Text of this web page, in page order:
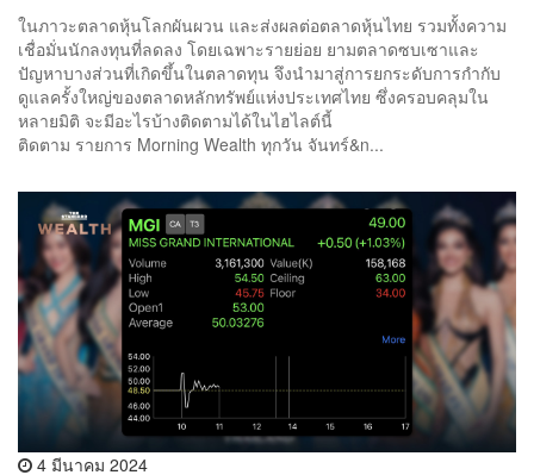
ในภาวะตลาดหุ้นโลกผันผวน และส่งผลต่อตลาดหุ้นไทย รวมทั้งความ
เชื่อมั่นนักลงทุนที่ลดลง โดยเฉพาะรายย่อย ยามตลาดซบเซาและ
ปัญหาบางส่วนที่เกิดขึ้นในตลาดทุน จึงนำมาสู่การยกระดับการกำกับ
ดูแลครั้งใหญ่ของตลาดหลักทรัพย์แห่งประเทศไทย ซึ่งครอบคลุมใน
หลายมิติ จะมีอะไรบ้างติดตามได้ในไฮไลต์นี้
ติดตาม รายการ Morning Wealth ทุกวัน จันทร์&n...
4 มีนาคม 2024